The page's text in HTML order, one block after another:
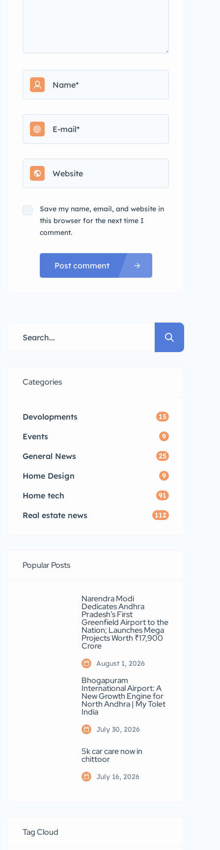
Save my name, email, and website in
this browser for the next time I
comment.
Post comment
Categories
Devolopments 15
Events 9
General News 25
Home Design 9
Home tech 91
Real estate news 112
Popular Posts
Narendra Modi
Dedicates Andhra
Pradesh’s First
Greenfield Airport to the
Nation; Launches Mega
Projects Worth ₹17,900
Crore
August 1, 2026
Bhogapuram
International Airport: A
New Growth Engine for
North Andhra | My Tolet
India
July 30, 2026
5k car care now in
chittoor
July 16, 2026
Tag Cloud